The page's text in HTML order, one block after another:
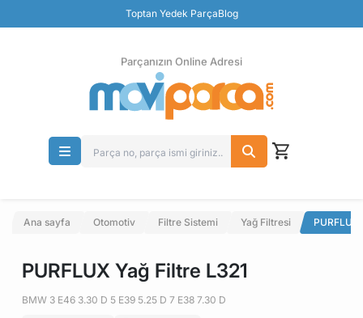
Toptan Yedek ParçaBlog
Ücretsiz İade
Parçanızın Online Adresi
Ana sayfa Otomotiv Filtre Sistemi Yağ Filtresi PURFLUX
PURFLUX Yağ Filtre L321
BMW 3 E46 3.30 D 5 E39 5.25 D 7 E38 7.30 D